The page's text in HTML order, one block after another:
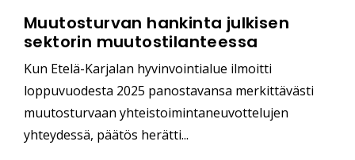
Muutosturvan hankinta julkisen
sektorin muutostilanteessa
Kun Etelä-Karjalan hyvinvointialue ilmoitti
loppuvuodesta 2025 panostavansa merkittävästi
muutosturvaan yhteistoimintaneuvottelujen
yhteydessä, päätös herätti...